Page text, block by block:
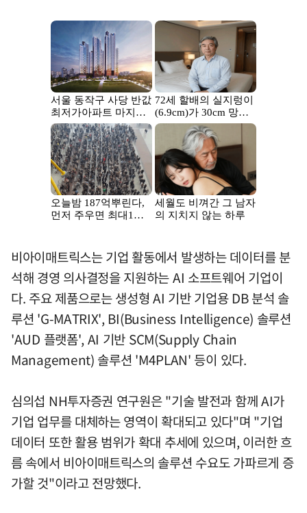
비아이매트릭스는 기업 활동에서 발생하는 데이터를 분
석해 경영 의사결정을 지원하는 AI 소프트웨어 기업이
다. 주요 제품으로는 생성형 AI 기반 기업용 DB 분석 솔
루션 'G-MATRIX', BI(Business Intelligence) 솔루션
'AUD 플랫폼', AI 기반 SCM(Supply Chain
Management) 솔루션 'M4PLAN' 등이 있다.
심의섭 NH투자증권 연구원은 "기술 발전과 함께 AI가
기업 업무를 대체하는 영역이 확대되고 있다"며 "기업
데이터 또한 활용 범위가 확대 추세에 있으며, 이러한 흐
름 속에서 비아이매트릭스의 솔루션 수요도 가파르게 증
가할 것"이라고 전망했다.